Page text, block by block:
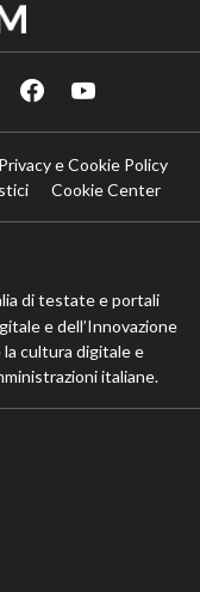
Privacy e Cookie Policy
Cookie Center
di testate e portali
e dell’Innovazione
cultura digitale e
italiane.